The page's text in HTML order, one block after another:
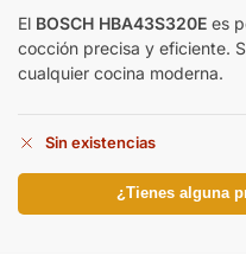
El BOSCH HBA43S320E es
cocción precisa y eficiente.
cualquier cocina moderna.
Sin existencias
¿Tienes alguna